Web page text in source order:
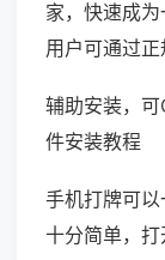
家，快速成
用户可通过正
辅助安装，
件安装教程
手机打牌可以
十分简单，